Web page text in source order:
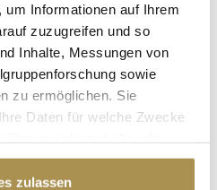
um Informationen auf Ihrem
zuzugreifen und so
Inhalte, Messungen von
sowie
zu ermöglichen. Sie
Daten für welche Zwecke
Klicken auf das Privacy
widerrufen
zulassen
ABSENDEN
LAUTSCHALTEN